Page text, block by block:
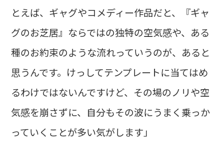
とえば、ギャグやコメディー作品だと、『ギャ
グのお芝居』ならではの独特の空気感や、ある
種のお約束のような流れっていうのが、あると
思うんです。けっしてテンプレートに当てはめ
るわけではないんですけど、その場のノリや空
気感を崩さずに、自分もその波にうまく乗っか
っていくことが多い気がします」